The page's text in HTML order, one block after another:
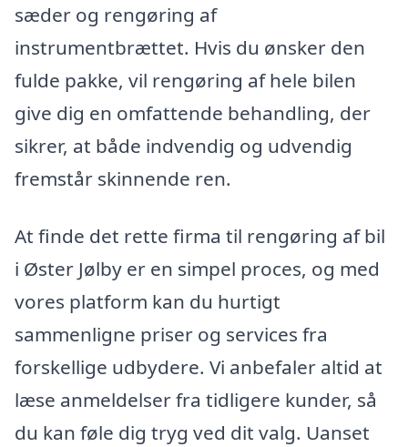
sæder og rengøring af
instrumentbrættet. Hvis du ønsker den
fulde pakke, vil rengøring af hele bilen
give dig en omfattende behandling, der
sikrer, at både indvendig og udvendig
fremstår skinnende ren.
At finde det rette firma til rengøring af bil
i Øster Jølby er en simpel proces, og med
vores platform kan du hurtigt
sammenligne priser og services fra
forskellige udbydere. Vi anbefaler altid at
læse anmeldelser fra tidligere kunder, så
du kan føle dig tryg ved dit valg. Uanset